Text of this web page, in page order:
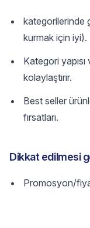
kategorilerinde
kurmak için iyi).
Kategori
kolaylaştırır.
Best seller
fırsatları.
Dikkat edilmesi
Promosyon/